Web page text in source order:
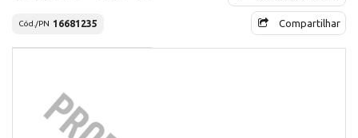
Cód./PN 16681235 Compartilhar